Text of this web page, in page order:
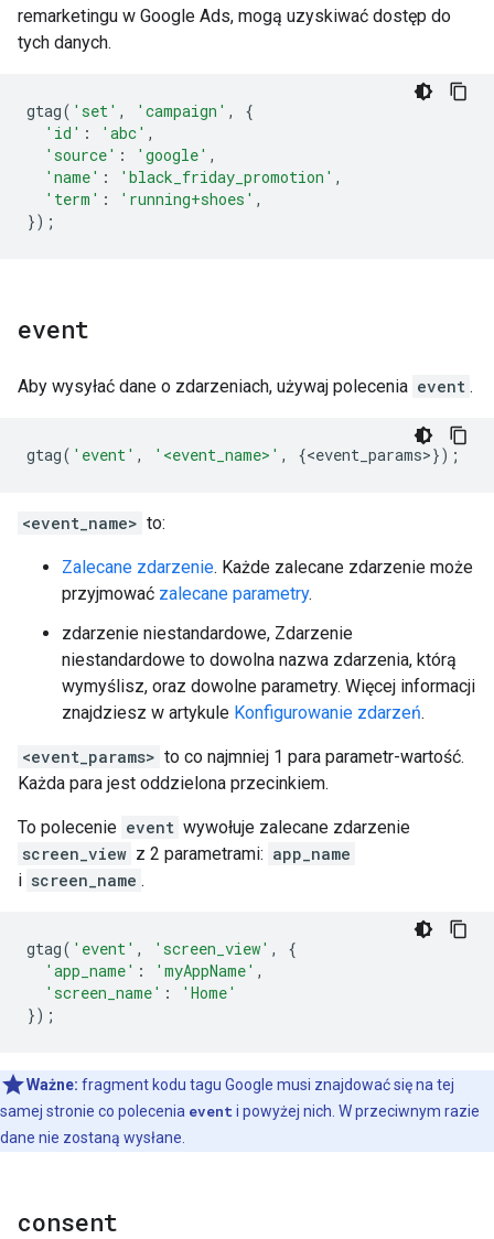
remarketingu w Google Ads, mogą uzyskiwać dostęp do
tych danych.
gtag( 'set' , 'campaign' ,
{
'id' : 'abc' ,
'source' : 'google' ,
'name' : 'black_friday_promotion' ,
'term' : 'running+shoes' ,
});
event
Aby wysyłać dane o zdarzeniach, używaj polecenia event .
gtag( 'event' , '<event_name>' , {<event_params>});
<event_name> to:
Zalecane zdarzenie. Każde zalecane zdarzenie może
przyjmować zalecane parametry.
zdarzenie niestandardowe, Zdarzenie
niestandardowe to dowolna nazwa zdarzenia, którą
wymyślisz, oraz dowolne parametry. Więcej informacji
znajdziesz w artykule Konfigurowanie zdarzeń.
<event_params> to co najmniej 1 para parametr-wartość.
Każda para jest oddzielona przecinkiem.
To polecenie event wywołuje zalecane zdarzenie
screen_view z 2 parametrami: app_name
i screen_name .
gtag( 'event' , 'screen_view' ,
{
'app_name' : 'myAppName' ,
'screen_name' :
'Home'
});
Ważne: fragment kodu tagu Google musi znajdować się na tej
samej stronie co polecenia event i powyżej nich. W przeciwnym razie
dane nie zostaną wysłane.
consent